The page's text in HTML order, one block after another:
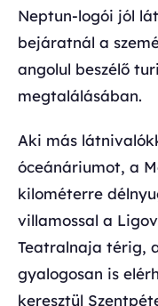
Neptun-logói jól
bejáratnál a
angolul beszélő
megtalálásában.
Aki más
óceánáriumot, a
kilométerre
villamossal a
Teatralnaja térig,
gyalogosan is
keresztül